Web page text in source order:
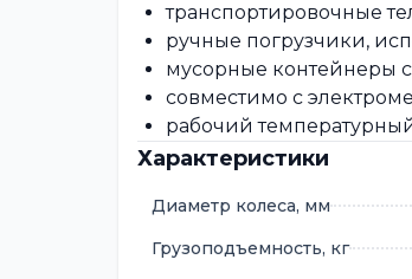
транспортировочные
ручные погрузчики,
мусорные контейнеры
совместимо с
рабочий
Характеристики
Диаметр колеса, мм
Грузоподъемность, кг